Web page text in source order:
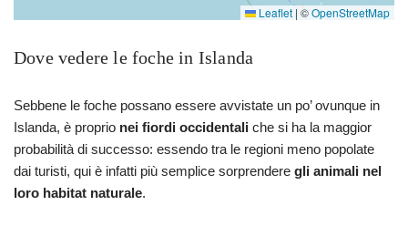
Leaflet | ©OpenStreetMap
Dove vedere le foche in Islanda
Sebbene le foche possano essere avvistate un po’ ovunque in
Islanda, è proprio nei fiordi occidentali che si ha la maggior
probabilità di successo: essendo tra le regioni meno popolate
dai turisti, qui è infatti più semplice sorprendere gli animali nel
loro habitat naturale.